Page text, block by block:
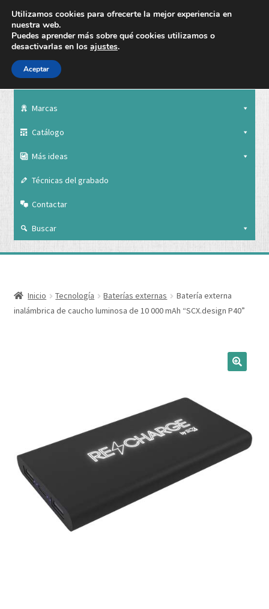
Marcas
Catálogo
Más ideas
Técnicas del grabado
Contactar
Buscar
Nuestra empresa
menú
hijo
Buscar
Inicio Tecnología Baterías externas
Batería externa
inalámbrica de caucho luminosa de 10 000 mAh “SCX.design P40”
Utilizamos cookies para ofrecerte la mejor experiencia en
nuestra web.
Puedes aprender más sobre qué cookies utilizamos o
desactivarlas en los ajustes.
Aceptar